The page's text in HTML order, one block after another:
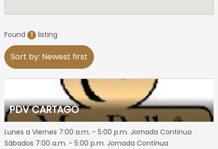
Found 1 listing
Sort by: Newest first
PDV CARTAGO
Lunes a Viernes 7:00 a.m. - 5:00 p.m. Jornada Continua
Sábados 7:00 a.m. - 5:00 p.m. Jornada Continua